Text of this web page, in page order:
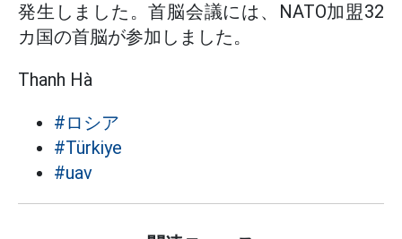
発生しました。首脳会議には、NATO加盟32
カ国の首脳が参加しました。
Thanh Hà
#ロシア
#Türkiye
#uav